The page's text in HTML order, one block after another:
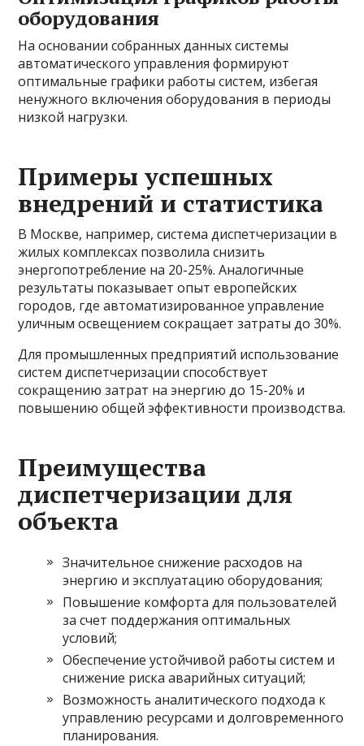
оборудования
На основании собранных данных системы
автоматического управления формируют
оптимальные графики работы систем, избегая
ненужного включения оборудования в периоды
низкой нагрузки.
Примеры успешных
внедрений и статистика
В Москве, например, система диспетчеризации в
жилых комплексах позволила снизить
энергопотребление на 20-25%. Аналогичные
результаты показывает опыт европейских
городов, где автоматизированное управление
уличным освещением сокращает затраты до 30%.
Для промышленных предприятий использование
систем диспетчеризации способствует
сокращению затрат на энергию до 15-20% и
повышению общей эффективности производства.
Преимущества
диспетчеризации для
объекта
Значительное снижение расходов на
энергию и эксплуатацию оборудования;
Повышение комфорта для пользователей
за счет поддержания оптимальных
условий;
Обеспечение устойчивой работы систем и
снижение риска аварийных ситуаций;
Возможность аналитического подхода к
управлению ресурсами и долговременного
планирования.